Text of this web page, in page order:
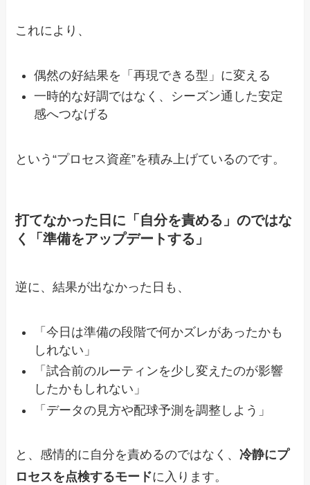
これにより、
偶然の好結果を「再現できる型」に変える
一時的な好調ではなく、シーズン通した安定
感へつなげる
という“プロセス資産”を積み上げているのです。
打てなかった日に「自分を責める」のではな
く「準備をアップデートする」
逆に、結果が出なかった日も、
「今日は準備の段階で何かズレがあったかも
しれない」
「試合前のルーティンを少し変えたのが影響
したかもしれない」
「データの見方や配球予測を調整しよう」
と、感情的に自分を責めるのではなく、冷静にプ
ロセスを点検するモードに入ります。